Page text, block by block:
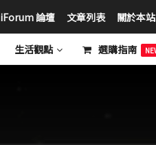
iForum 論壇 文章列表 關於本站
生活觀點 選購指南